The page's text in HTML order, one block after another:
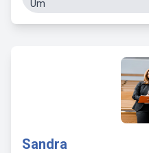
Um
Sandra